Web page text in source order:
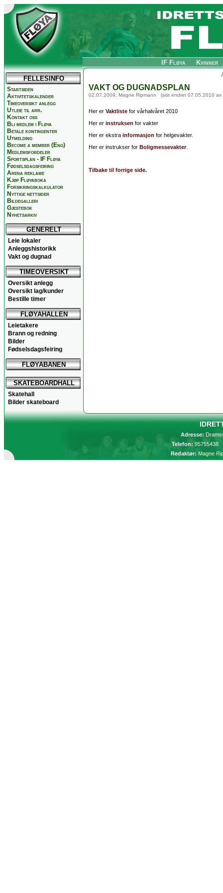
IF Fløya Kvinner
FELLESINFO
Startsiden
Aktivitetskalender
Timeoversikt anlegg
Utleie til arr.
Kontakt oss
Bli medlem i Fløya
Betale kontingenter
Utmelding
Become a member (Eng)
Medlemsfordeler
Sportsplan - IF Fløya
Fødselsdagsfeiring
Arena reklame
Kjøp Fløyaboka
Forsikringskalkulator
Nyttige nettsider
Bildegalleri
Gjestebok
Nyhetsarkiv
GENERELT
Leie lokaler
Anleggshistorikk
Vakt og dugnad
TIMEOVERSIKT
Oversikt anlegg
Oversikt lag/kunder
Bestille timer
FLØYAHALLEN
Leietakere
Brann og redning
Bilder
Fødselsdagsfeiring
FLØYABANEN
SKATEBOARDHALL
Skatehall
Bilder skateboard
VAKT OG DUGNADSPLAN
02.07.2009, Magne Ripmann (sist endret 07.05.2010 av
Her er Vaktliste for vårhalvåret 2010
Her er instruksen for vakter
Her er ekstra informasjon for helgevakter.
Her er instrukser for Boligmessevakter.
Tilbake til forrige side.
Adresse:
Telefon:
Redaktør: Magne